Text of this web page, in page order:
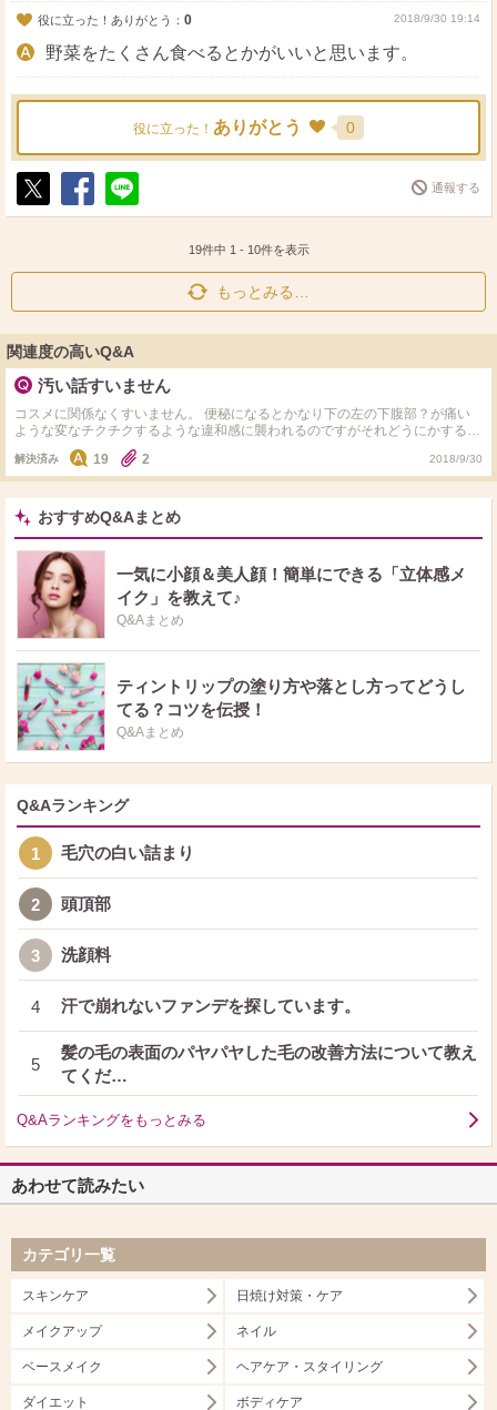
役に立った！ありがとう： 0 2018/9/30 19:14
野菜をたくさん食べるとかがいいと思います。
役に立った！ ありがとう 0
ポ
シ
送
通報する
19件中 1 - 10件を表示
もっとみる…
関連度の高いQ&A
汚い話すいません
コスメに関係なくすいません。 便秘になるとかなり下の左の下腹部？が痛い
ような変なチクチクするような違和感に襲われるのですがそれどうにかする方
法ありませんかね？ なんか陰毛ら辺が下着などに当たっても痛いような辺な
感覚で。 まず、便秘ってどうやったら治りますかね？水など沢山飲むように
したりヨーグルト食べたりしてもいまいち変わりなくてもう4日近くは出てな
くて。
解決済み 19 2 2018/9/30
おすすめQ&Aまとめ
一気に小顔＆美人顔！簡単にできる「立体感メ
イク」を教えて♪
Q&Aまとめ
ティントリップの塗り方や落とし方ってどうし
てる？コツを伝授！
Q&Aまとめ
Q&Aランキング
1 毛穴の白い詰まり
2 頭頂部
3 洗顔料
4 汗で崩れないファンデを探しています。
5
髪の毛の表面のパヤパヤした毛の改善方法について教え
てくだ…
Q&Aランキングをもっとみる
あわせて読みたい
カテゴリ一覧
スキンケア 日焼け対策・ケア
メイクアップ ネイル
ベースメイク ヘアケア・スタイリング
ダイエット ボディケア